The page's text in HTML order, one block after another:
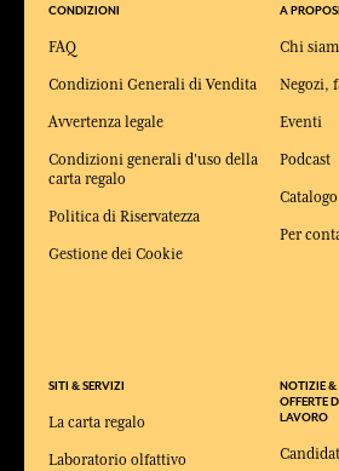
CONDIZIONI
FAQ
Condizioni Generali di Vendita
Avvertenza legale
Condizioni generali d'uso della
carta regalo
Politica di Riservatezza
Gestione dei Cookie
SITI & SERVIZI
La carta regalo
Laboratorio olfattivo
A
Chi
Negozi,
Eventi
Podcast
Catalogo
Per
NOTIZIE &
OFFERTE
LAVORO